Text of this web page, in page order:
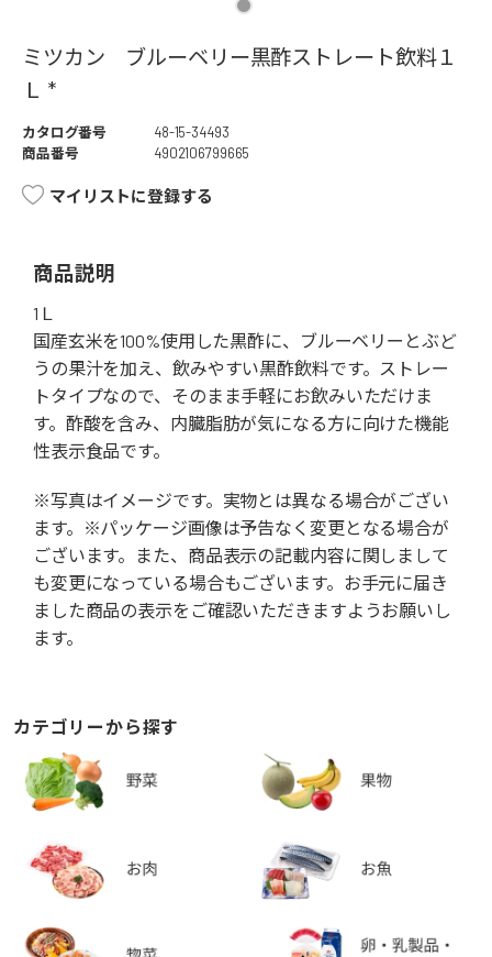
ミツカン ブルーベリー黒酢ストレート飲料１
Ｌ *
カタログ番号
48-15-34493
商品番号
4902106799665
マイリストに登録する
商品説明
1Ｌ
国産玄米を100%使用した黒酢に、ブルーベリーとぶど
うの果汁を加え、飲みやすい黒酢飲料です。ストレー
トタイプなので、そのまま手軽にお飲みいただけま
す。酢酸を含み、内臓脂肪が気になる方に向けた機能
性表示食品です。
※写真はイメージです。実物とは異なる場合がござい
ます。※パッケージ画像は予告なく変更となる場合が
ございます。また、商品表示の記載内容に関しまして
も変更になっている場合もございます。お手元に届き
ました商品の表示をご確認いただきますようお願いし
ます。
カテゴリーから探す